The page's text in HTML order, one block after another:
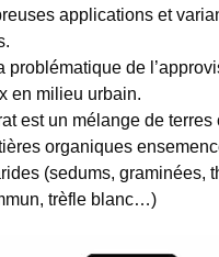
applications et
problématique de
en milieu urbain.
est un mélange de
organiques
(sedums, graminées,
trèfle blanc…)